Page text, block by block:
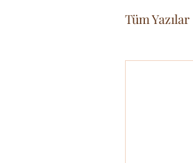
Tüm Yazılar